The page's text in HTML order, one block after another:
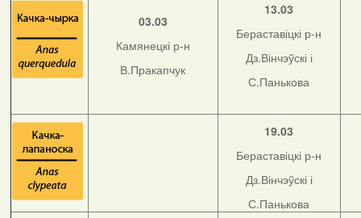
03.03
Камянецкі р-н
В.Пракапчук
13.03
Бераставіцкі р-н
Дз.Вінчэўскі і
С.Панькова
19.03
Бераставіцкі р-н
Дз.Вінчэўскі і
С.Панькова